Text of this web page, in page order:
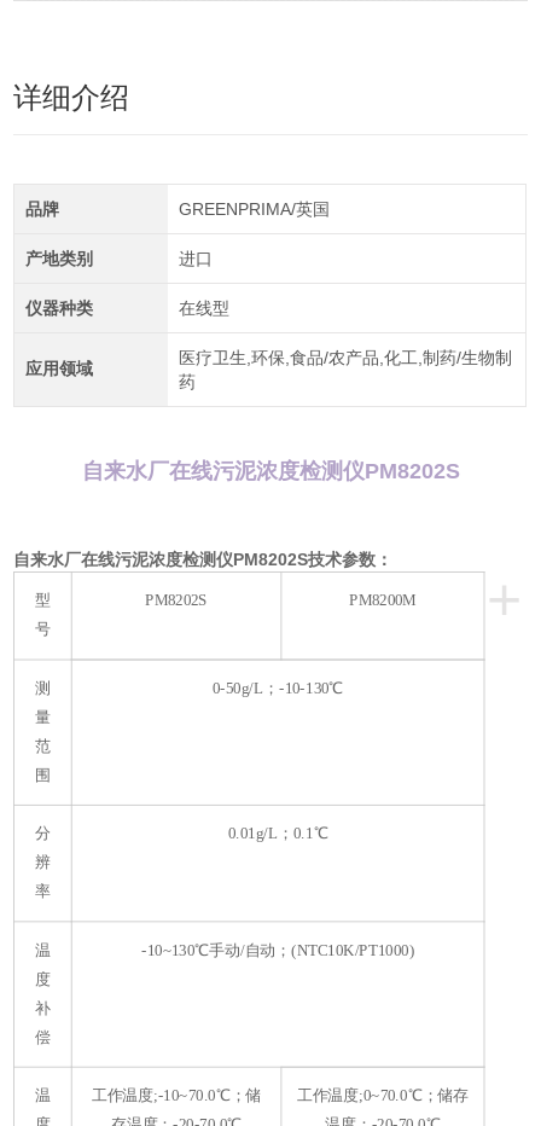
详细介绍
品牌 GREENPRIMA/英国
产地类别 进口
仪器种类 在线型
应用领域
医疗卫生,环保,食品/农产品,化工,制药/生物制
药
自来水厂在线污泥浓度检测仪PM8202S
自来水厂在线污泥浓度检测仪PM8202S技术参数：
+
型
号
PM8202S PM8200M
测
量
范
围
0-50g/L；-10-130℃
分
辨
率
0.01g/L；0.1℃
温
度
补
偿
-10~130℃手动/自动；(NTC10K/PT1000)
温
工作温度;-10~70.0℃；储
工作温度;0~70.0℃；储存